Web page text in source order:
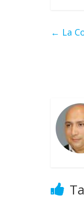
← La